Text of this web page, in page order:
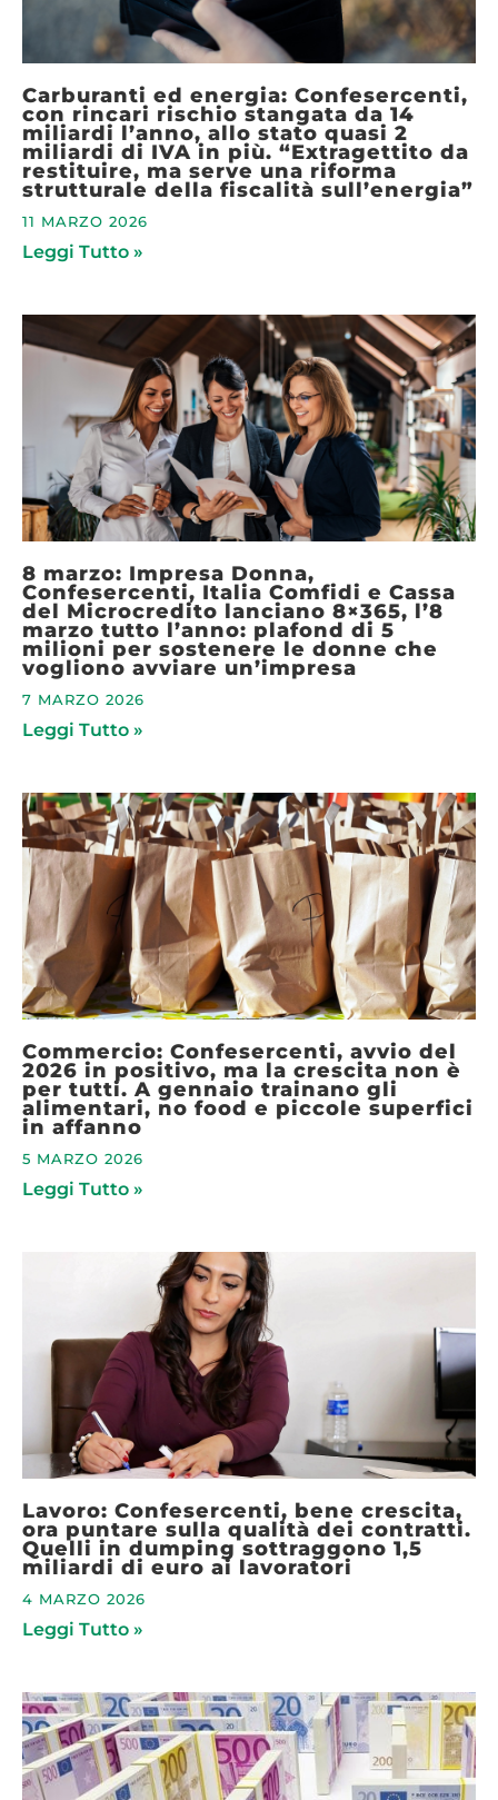
Carburanti ed energia: Confesercenti,
con rincari rischio stangata da 14
miliardi l’anno, allo stato quasi 2
miliardi di IVA in più. “Extragettito da
restituire, ma serve una riforma
strutturale della fiscalità sull’energia”
11 MARZO 2026
Leggi Tutto »
8 marzo: Impresa Donna,
Confesercenti, Italia Comfidi e Cassa
del Microcredito lanciano 8×365, l’8
marzo tutto l’anno: plafond di 5
milioni per sostenere le donne che
vogliono avviare un’impresa
7 MARZO 2026
Leggi Tutto »
Commercio: Confesercenti, avvio del
2026 in positivo, ma la crescita non è
per tutti. A gennaio trainano gli
alimentari, no food e piccole superfici
in affanno
5 MARZO 2026
Leggi Tutto »
Lavoro: Confesercenti, bene crescita,
ora puntare sulla qualità dei contratti.
Quelli in dumping sottraggono 1,5
miliardi di euro ai lavoratori
4 MARZO 2026
Leggi Tutto »